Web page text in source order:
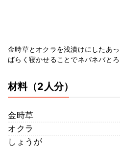
金時草とオクラを浅漬けにしたあ
ばらく寝かせることでネバネバとろ
材料（2人分）
金時草
オクラ
しょうが